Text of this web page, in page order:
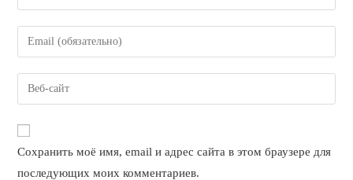
your
name
comment
Enter
your
email
address
Enter
your
URL
(optional)
Сохранить моё имя, email и адрес сайта в этом браузере для
последующих моих комментариев.